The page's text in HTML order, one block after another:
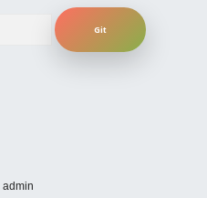
admin